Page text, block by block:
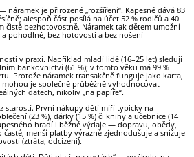
náramek je přirozené „rozšíření“. Kapesné dává 83
alespoň část posílá na účet 52 % rodičů a 40
čistě bezhotovostně. Náramek tak dětem umožní
a pohodlně, bez hotovosti a bez nošení
v praxi. Například mladí lidé (16–25 let) sledují
bankovnictví (61 %); v tomto věku má 99 %
Protože náramek transakčně funguje jako karta,
mohou je společně průběžně vyhodnocovat —
datech, nikoliv „na papíře“.
starostí. První nákupy dětí míří typicky na
(23 %), dárky (15 %) či knihy a učebnice (14
hradí i běžné výdaje — dopravu, obědy,
menší platby výrazně zjednodušuje a snižuje
(ztráta, odcizení).